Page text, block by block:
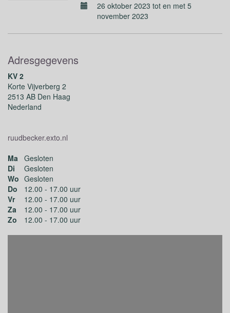
26 oktober 2023 tot en met 5
november 2023
Adresgegevens
KV 2
Korte Vijverberg 2
2513 AB Den Haag
Nederland
ruudbecker.exto.nl
Ma Gesloten
Di
Gesloten
Wo Gesloten
Do
12.00 - 17.00 uur
Vr
12.00 - 17.00 uur
Za
12.00 - 17.00 uur
Zo
12.00 - 17.00 uur